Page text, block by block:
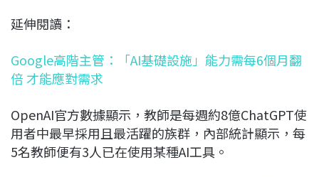
延伸閱讀：
Google高階主管：「AI基礎設施」能力需每6個月翻
倍 才能應對需求
OpenAI官方數據顯示，教師是每週約8億ChatGPT使
用者中最早採用且最活躍的族群，內部統計顯示，每
5名教師便有3人已在使用某種AI工具。